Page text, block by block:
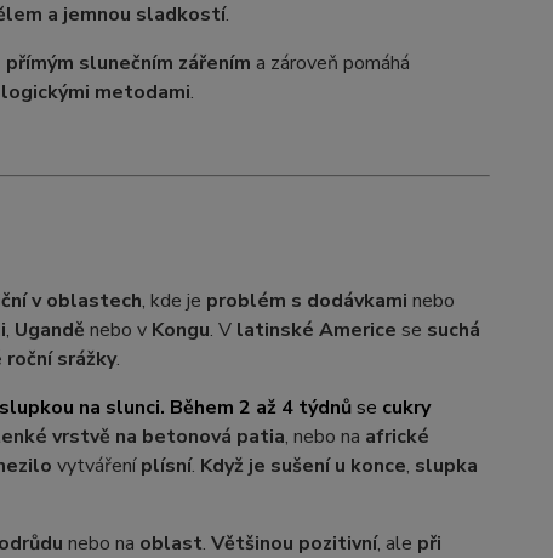
a jemnou sladkostí.
přímým slunečním zářením a zároveň pomáhá
metodami.
v oblastech, kde je problém s dodávkami nebo
, Ugandě nebo v Kongu. V latinské Americe se suchá
roční srážky.
slupkou na slunci. Během 2 až 4 týdnůse cukry
vrstvě na betonová patia, nebo na africké
vytvářeníplísní. Když je sušení u konce, slupka
nebo na oblast. Většinou pozitivní, ale při